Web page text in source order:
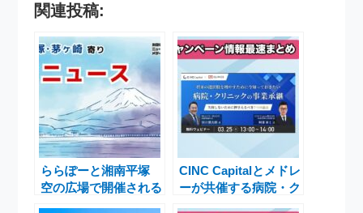
関連投稿:
ららぽーと湘南平塚
空の広場で開催される
CINC Capitalとメドレ
ーが共催する病院・ク